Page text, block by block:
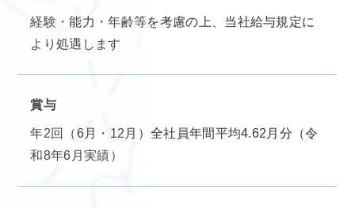
経験・能力・年齢等を考慮の上、当社給与規定に
より処遇します
賞与
年2回（6月・12月）全社員年間平均4.62月分（令
和8年6月実績）